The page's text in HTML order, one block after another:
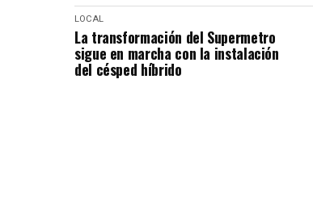
LOCAL
La transformación del Supermetro
sigue en marcha con la instalación
del césped híbrido